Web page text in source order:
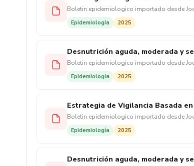
Boletin epidemiologico importado desde
Epidemiología 2025
Desnutrición aguda, moderada y
Boletin epidemiologico importado desde
Epidemiología 2025
Estrategia de Vigilancia Basada
Boletin epidemiologico importado desde
Epidemiología 2025
Desnutrición aguda, moderada y